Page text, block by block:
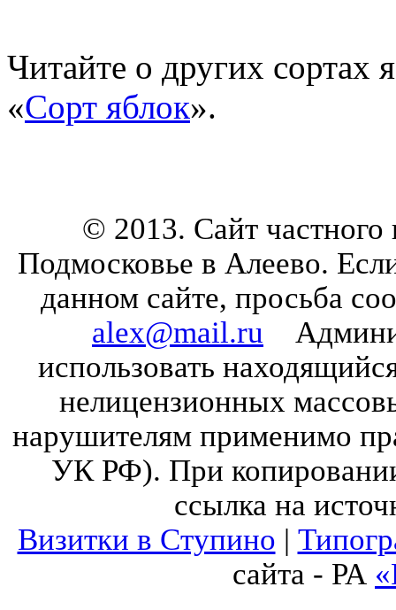
Читайте о других сортах
«Сорт яблок».
© 2013. Сайт частного
Подмосковье в Алеево.
данном сайте, просьба
alex@mail.ru
использовать
нелицензионных
нарушителям применимо
УК РФ). При копировании
ссылка на
Визитки в Ступино |
сайта - РА